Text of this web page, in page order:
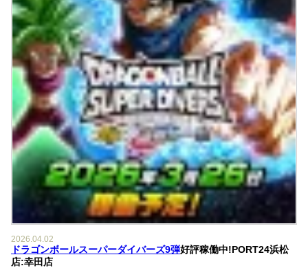
2026.04.02
ドラゴンボールスーパーダイバーズ9弾好評稼働中!PORT24浜松
店:幸田店